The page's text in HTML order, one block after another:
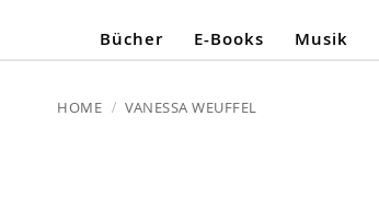
Bücher E-Books Musik
HOME VANESSA WEUFFEL